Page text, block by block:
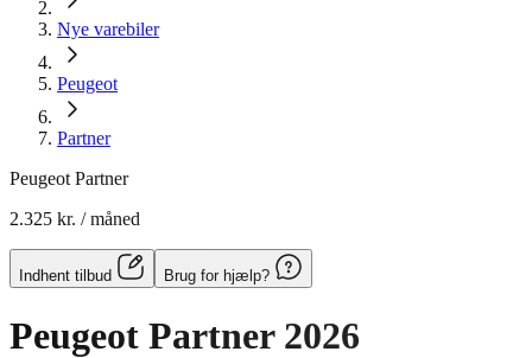
Nye varebiler
Peugeot
Partner
Peugeot Partner
2.325 kr. / måned
Indhent tilbud Brug for hjælp?
Peugeot Partner 2026